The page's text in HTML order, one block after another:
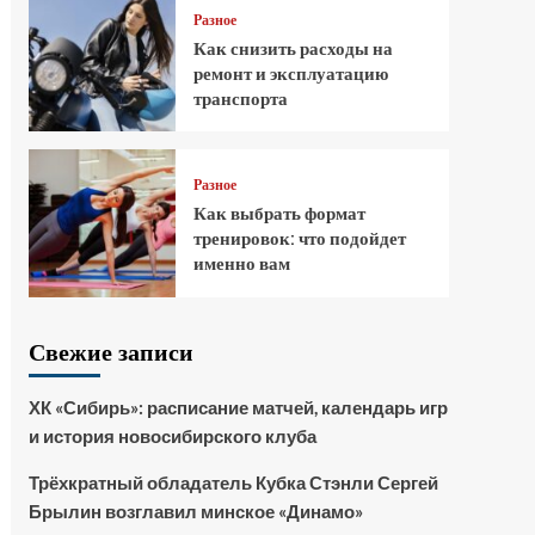
Разное
Как снизить расходы на
ремонт и эксплуатацию
транспорта
Разное
Как выбрать формат
тренировок: что подойдет
именно вам
Свежие записи
ХК «Сибирь»: расписание матчей, календарь игр
и история новосибирского клуба
Трёхкратный обладатель Кубка Стэнли Сергей
Брылин возглавил минское «Динамо»